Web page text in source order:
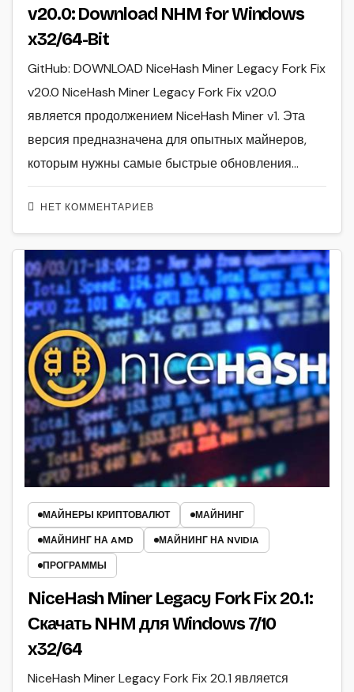
v20.0: Download NHM for Windows
x32/64-Bit
НЕТ КОММЕНТАРИЕВ
GitHub: DOWNLOAD NiceHash Miner Legacy Fork Fix
v20.0 NiceHash Miner Legacy Fork Fix v20.0
является продолжением NiceHash Miner v1. Эта
версия предназначена для опытных майнеров,
которым нужны самые быстрые обновления…
МАЙНЕРЫ КРИПТОВАЛЮТ
МАЙНИНГ
МАЙНИНГ НА AMD
МАЙНИНГ НА NVIDIA
ПРОГРАММЫ
NiceHash Miner Legacy Fork Fix 20.1:
Скачать NHM для Windows 7/10
x32/64
NiceHash Miner Legacy Fork Fix 20.1 является